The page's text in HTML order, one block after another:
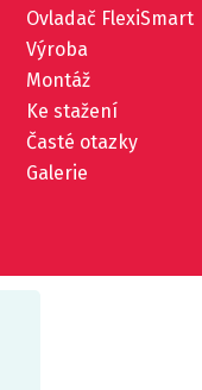
Ovladač FlexiSmart
Výroba
Montáž
Ke stažení
Časté otazky
Galerie